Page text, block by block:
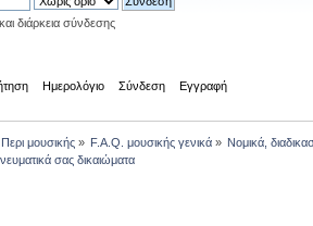
διάρκεια σύνδεσης
Ημερολόγιο Σύνδεση Εγγραφή
Περι μουσικής» F.A.Q. μουσικής γενικά» Νομικά,
σας δικαιώματα